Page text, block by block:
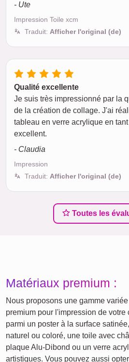
- Ute
Impression Toile xcm
Traduit: Afficher l'original (de)
Qualité excellente
Je suis très impressionné par la
de la création de collage. J'ai
tableau en verre acrylique en
excellent.
- Claudia
Impression
Traduit: Afficher l'original (de)
Toutes les
Matériaux premium :
Nous proposons une gamme
premium pour l'impression de
parmi un poster à la surface
naturel ou coloré, une toile avec
plaque Alu-Dibond ou un verre
artistiques. Vous pouvez aussi